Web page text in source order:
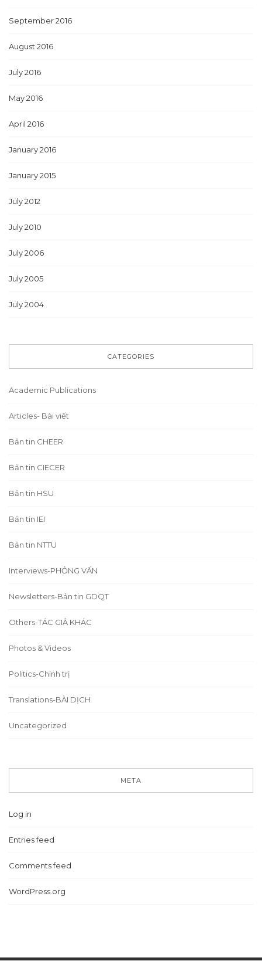
September 2016
August 2016
July 2016
May 2016
April 2016
January 2016
January 2015
July 2012
July 2010
July 2006
July 2005
July 2004
CATEGORIES
Academic Publications
Articles- Bài viết
Bản tin CHEER
Bản tin CIECER
Bản tin HSU
Bản tin IEI
Bản tin NTTU
Interviews-PHỎNG VẤN
Newsletters-Bản tin GDQT
Others-TÁC GIẢ KHÁC
Photos & Videos
Politics-Chính trị
Translations-BÀI DỊCH
Uncategorized
META
Log in
Entries feed
Comments feed
WordPress.org